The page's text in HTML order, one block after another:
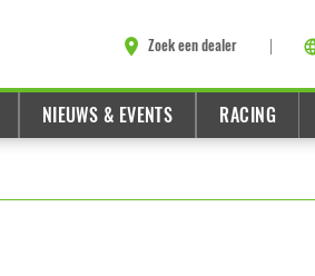
Zoek een dealer
NIEUWS & EVENTS RACING